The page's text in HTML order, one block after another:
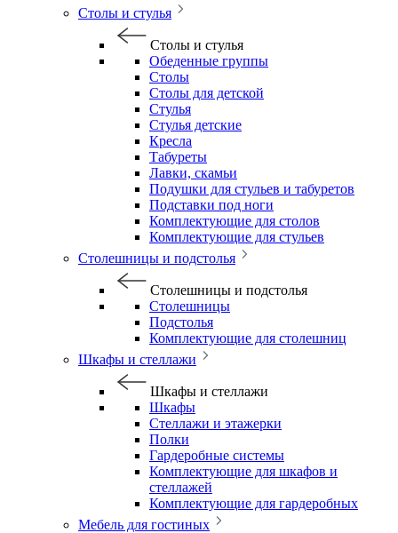
Столы и стулья
Столы и стулья
Обеденные группы
Столы
Столы для детской
Стулья
Стулья детские
Кресла
Табуреты
Лавки, скамьи
Подушки для стульев и табуретов
Подставки под ноги
Комплектующие для столов
Комплектующие для стульев
Столешницы и подстолья
Столешницы и подстолья
Столешницы
Подстолья
Комплектующие для столешниц
Шкафы и стеллажи
Шкафы и стеллажи
Шкафы
Стеллажи и этажерки
Полки
Гардеробные системы
Комплектующие для шкафов и
стеллажей
Комплектующие для гардеробных
Мебель для гостиных